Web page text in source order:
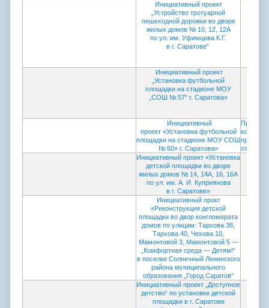
Инициативный проект
„Устройство тротуарной
пешеходной дорожки во дворе
жилых домов № 10, 12, 12А
по ул. им. Уфимцева К.Г.
в г. Саратове“
Инициативный проект
„Установка футбольной
площадки на стадионе МОУ
„СОШ № 57“ г. Саратова»
Инициативный
проект «Установка футбольной
площадки на стадионе МОУ СОШ
№ 60» г. Саратова»
от
Инициативный проект «Установка
детской площадки во дворе
жилых домов № 14, 14А, 16, 16А
по ул. им. А. И. Куприянова
в г. Саратове»
Инициативный прокт
«Реконструкция детской
площадки во двор конгломерата
домов по улицам: Тархова 38,
Тархова 40, Чехова 10,
Мамонтовой 3, Мамонтовой 5 —
„Комфортная среда — Детям!“
в поселке Солнечный Ленинского
района муниципального
образования „Город Саратов“
Инициативный проект „Доступное
детство“ по установке детской
площадки в г. Саратове